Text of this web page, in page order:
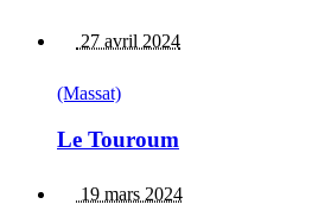
27 avril 2024
(Massat)
Le Touroum
19 mars 2024